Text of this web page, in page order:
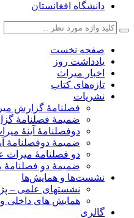
دانشگاه افغانستان
صفحه نخست
یادداشت روز
اخبار میراث
تازه‌های کتاب
نشریات
فصلنامۀ گزارش
ضمیمۀ فصلنامۀ
دوفصلنامۀ آینۀ
ضمیمۀ دوفصلنامۀ
دو فصلنامۀ میراث
ضمیمۀ دو فصلنامۀ
نشست‌ها و همایش‌ها
نشستهای علمی –
همایش های داخلی و
گالری